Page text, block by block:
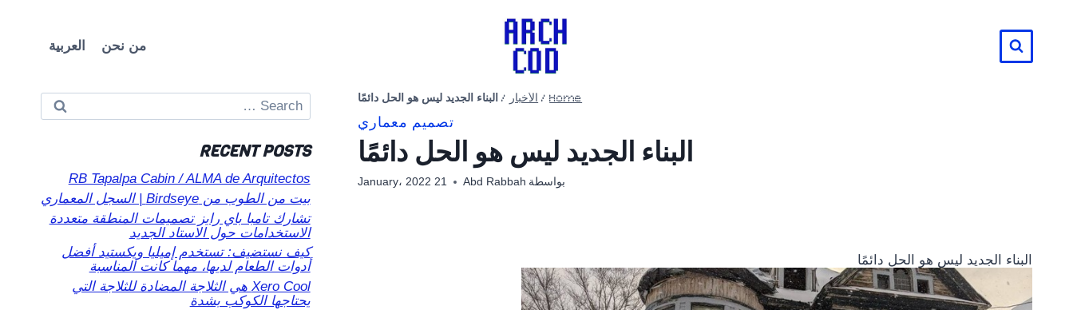
المحتوى
من نحن العربية
Home
/ الأخبار / البناء الجديد ليس هو الحل دائمًا
تصميم معماري
البناء الجديد ليس هو الحل دائمًا
بواسطة Abd Rabbah 21 January، 2022
البناء الجديد ليس هو الحل دائمًا
Search
for:
RECENT POSTS
RB Tapalpa Cabin / ALMA de Arquitectos
بيت من الطوب من Birdseye | السجل المعماري
تشارك تامبا باي رايز تصميمات المنطقة متعددة
الاستخدامات حول الاستاد الجديد
كيف نستضيف: تستخدم إميليا ويكستيد أفضل
أدوات الطعام لديها، مهما كانت المناسبة
Xero Cool هي الثلاجة المضادة للثلاجة التي
يحتاجها الكوكب بشدة